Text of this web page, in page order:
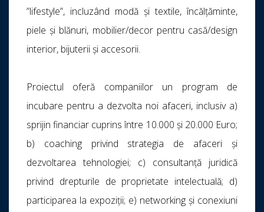
”lifestyle”, incluzând modă și textile, încălțăminte,
piele și blănuri, mobilier/decor pentru casă/design
interior, bijuterii și accesorii.
Proiectul oferă companiilor un program de
incubare pentru a dezvolta noi afaceri, inclusiv a)
sprijin financiar cuprins între 10.000 și 20.000 Euro;
b) coaching privind strategia de afaceri și
dezvoltarea tehnologiei; c) consultanță juridică
privind drepturile de proprietate intelectuală; d)
participarea la expoziții; e) networking și conexiuni